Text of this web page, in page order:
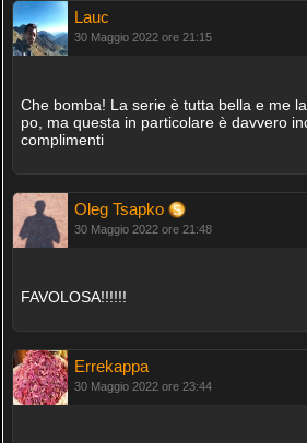
Lauc
30 Maggio 2022 ore 21:15
Che bomba! La serie è tutta bella e me
po, ma questa in particolare è davvero
complimenti
Oleg Tsapko
30 Maggio 2022 ore 21:48
FAVOLOSA!!!!!!
Errekappa
30 Maggio 2022 ore 23:44